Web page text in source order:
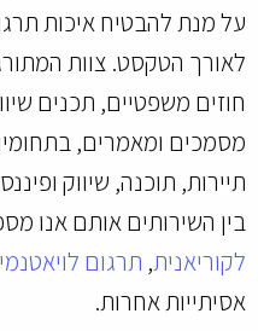
על מנת להבטיח איכות
לאורך הטקסט. צוות
חוזים משפטיים, תכנים
מסמכים ומאמרים,
תיירות, תוכנה, שיווק
בין השירותים אותם אנו
לקוריאנית, תרגום
אסיתייות אחרות.